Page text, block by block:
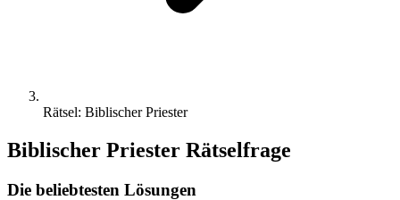
Rätsel: Biblischer Priester
Biblischer Priester Rätselfrage
Die beliebtesten Lösungen